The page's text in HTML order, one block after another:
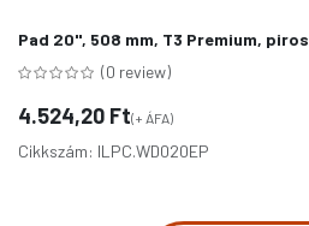
Pad 20", 508 mm, T3 Premium, piros
(0 review)
4.524,20 Ft(+ ÁFA)
Cikkszám: ILPC.WD020EP